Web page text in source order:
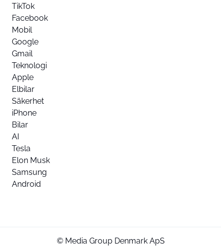
TikTok
Facebook
Mobil
Google
Gmail
Teknologi
Apple
Elbilar
Säkerhet
iPhone
Bilar
AI
Tesla
Elon Musk
Samsung
Android
© Media Group Denmark ApS